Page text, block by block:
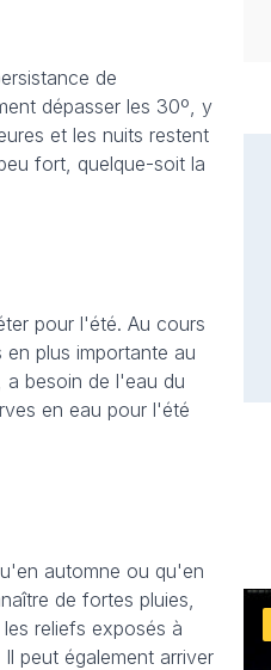
de
dépasser les 30º, y
et les nuits restent
fort, quelque-soit la
pour l'été. Au cours
plus importante au
a besoin de l'eau du
en eau pour l'été
automne ou qu'en
de fortes pluies,
reliefs exposés à
peut également arriver